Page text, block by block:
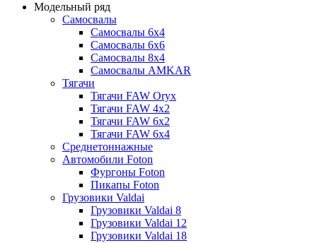
Модельный ряд
Самосвалы
Самосвалы 6х4
Самосвалы 6х6
Самосвалы 8х4
Самосвалы AMKAR
Тягачи
Тягачи FAW Oryx
Тягачи FAW 4х2
Тягачи FAW 6х2
Тягачи FAW 6х4
Среднетоннажные
Автомобили Foton
Фургоны Foton
Пикапы Foton
Грузовики Valdai
Грузовики Valdai 8
Грузовики Valdai 12
Грузовики Valdai 18